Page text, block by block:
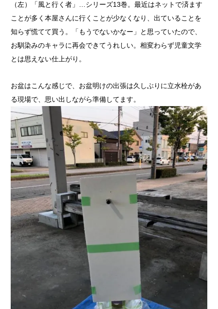
（左）「風と行く者」…シリーズ13巻。最近はネットで済ます
ことが多く本屋さんに行くことが少なくなり、出ていることを
知らず慌てて買う。「もうでないかなー」と思っていたので、
お馴染みのキャラに再会できてうれしい。相変わらず児童文学
とは思えない仕上がり。
お盆はこんな感じで、お盆明けの出張は久しぶりに立水栓があ
る現場で、思い出しながら準備してます。